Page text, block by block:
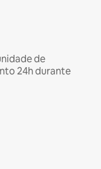
de
24h durante